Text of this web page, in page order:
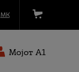
МК
Мојот A1